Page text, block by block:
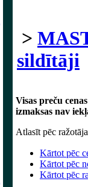
>
sildītāji
Visas preču
izmaksas nav
Atlasīt pēc
Kārtot pēc
Kārtot pēc
Kārtot pēc